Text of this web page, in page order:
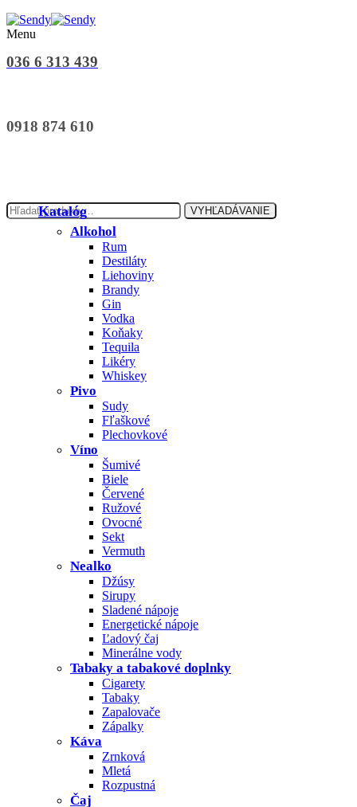
Menu
036 6 313 439
0918 874 610
VYHĽADÁVANIE
Katalóg
Alkohol
Rum
Destiláty
Liehoviny
Brandy
Gin
Vodka
Koňaky
Tequila
Likéry
Whiskey
Pivo
Sudy
Fľaškové
Plechovkové
Víno
Šumivé
Biele
Červené
Ružové
Ovocné
Sekt
Vermuth
Nealko
Džúsy
Sirupy
Sladené nápoje
Energetické nápoje
Ľadový čaj
Minerálne vody
Tabaky a tabakové doplnky
Cigarety
Tabaky
Zapalovače
Zápalky
Káva
Zrnková
Mletá
Rozpustná
Čaj